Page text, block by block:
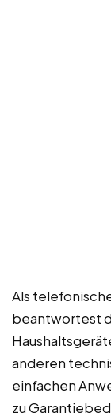
Als
beantwortest
anderen
einfachen
zu